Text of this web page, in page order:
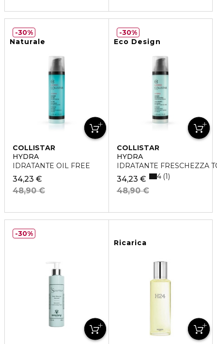
Naturale
COLLISTAR
HYDRA
IDRATANTE OIL FREE
34,23 €
48,90 €
30%
Eco Design
COLLISTAR
HYDRA
IDRATANTE FRESCHEZZA
34,23 €
48,90 €
4 1
30%
30%
Ricarica